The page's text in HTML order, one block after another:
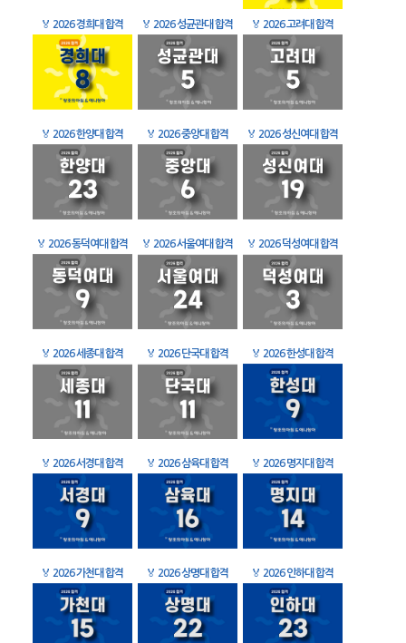
🏅 2026 경희대 합격 🏅 2026 성균관대 합격 🏅 2026 고려대 합격
🏅 2026 한양대 합격 🏅 2026 중앙대 합격 🏅 2026 성신여대 합격
🏅 2026 동덕여대 합격 🏅 2026 서울여대 합격 🏅 2026 덕성여대 합격
🏅 2026 세종대 합격 🏅 2026 단국대 합격 🏅 2026 한성대 합격
🏅 2026 서경대 합격 🏅 2026 삼육대 합격 🏅 2026 명지대 합격
🏅 2026 가천대 합격 🏅 2026 상명대 합격 🏅 2026 인하대 합격